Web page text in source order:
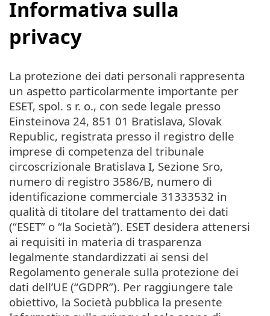
Informativa sulla
privacy
La protezione dei dati personali rappresenta
un aspetto particolarmente importante per
ESET, spol. s r. o., con sede legale presso
Einsteinova 24, 851 01 Bratislava, Slovak
Republic, registrata presso il registro delle
imprese di competenza del tribunale
circoscrizionale Bratislava I, Sezione Sro,
numero di registro 3586/B, numero di
identificazione commerciale 31333532 in
qualità di titolare del trattamento dei dati
(“ESET” o “la Società”). ESET desidera attenersi
ai requisiti in materia di trasparenza
legalmente standardizzati ai sensi del
Regolamento generale sulla protezione dei
dati dell’UE (“GDPR”). Per raggiungere tale
obiettivo, la Società pubblica la presente